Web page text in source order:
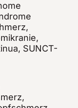
SUNCT-